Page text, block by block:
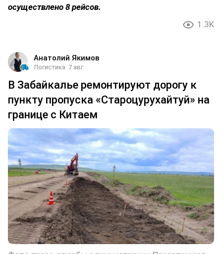
осуществлено 8 рейсов.
1.3K
Анатолий Якимов
Логистика 7 авг
В Забайкалье ремонтируют дорогу к
пункту пропуска «Староцурухайтуй» на
границе с Китаем